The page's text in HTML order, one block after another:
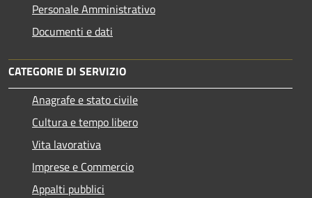
Personale Amministrativo
Documenti e dati
CATEGORIE DI SERVIZIO
Anagrafe e stato civile
Cultura e tempo libero
Vita lavorativa
Imprese e Commercio
Appalti pubblici